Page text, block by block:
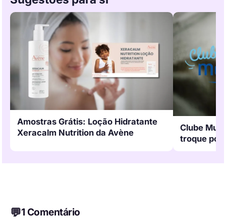
Amostras Grátis: Loção Hidratante
Xeracalm Nutrition da Avène
Clube
troque por
1 Comentário